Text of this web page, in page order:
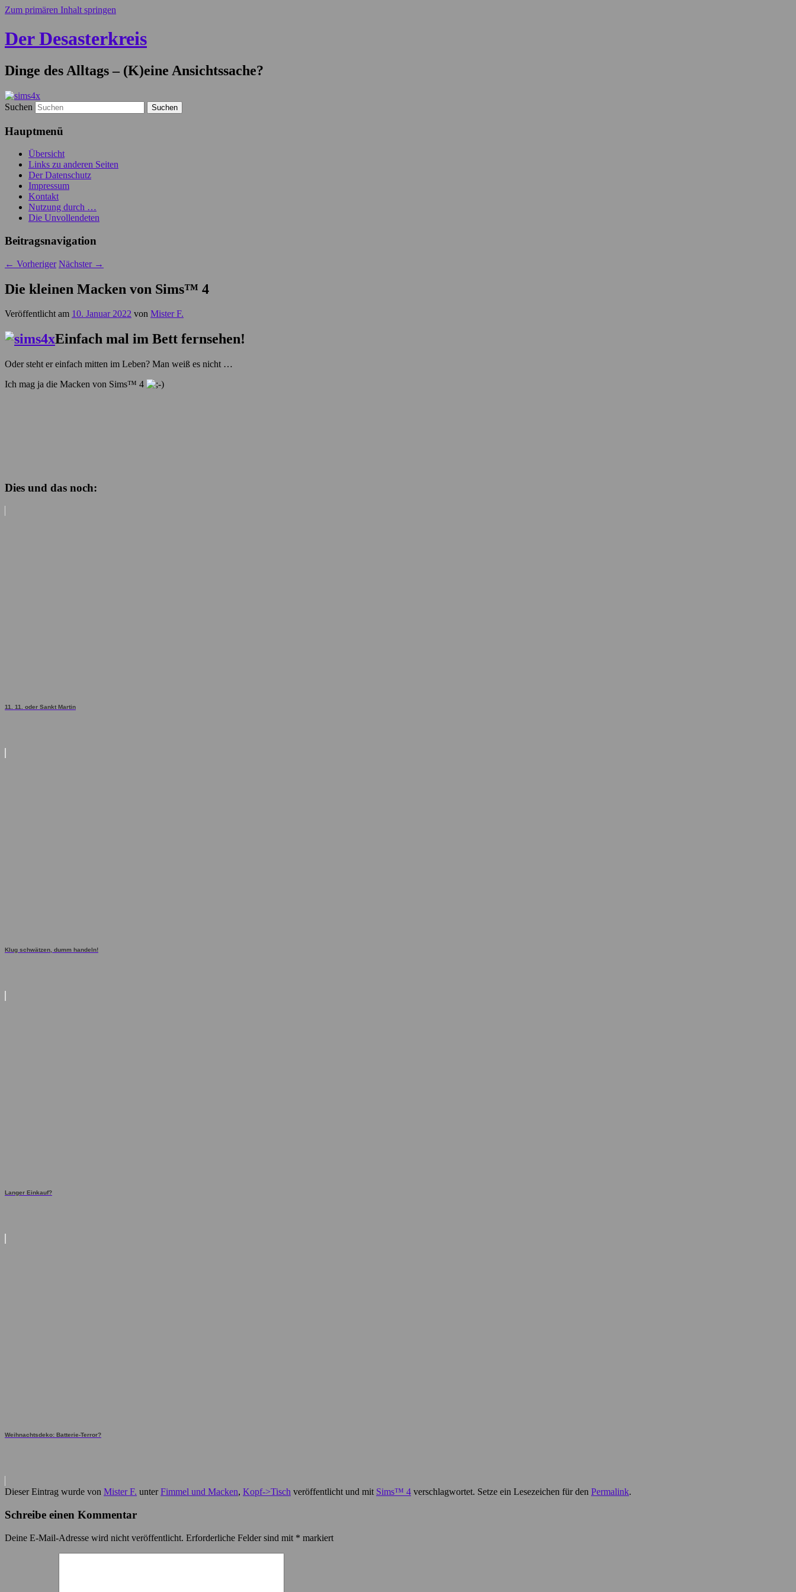
Zum primären Inhalt springen
Der Desasterkreis
Dinge des Alltags – (K)eine Ansichtssache?
Suchen
Hauptmenü
Übersicht
Links zu anderen Seiten
Der Datenschutz
Impressum
Kontakt
Nutzung durch …
Die Unvollendeten
Beitragsnavigation
← Vorheriger Nächster →
Die kleinen Macken von Sims™ 4
Veröffentlicht am 10. Januar 2022 von Mister F.
Einfach mal im Bett fernsehen!
Oder steht er einfach mitten im Leben? Man weiß es nicht …
Ich mag ja die Macken von Sims™ 4
Dies und das noch:
11. 11. oder Sankt Martin
Klug schwätzen, dumm handeln!
Langer Einkauf?
Weihnachtsdeko: Batterie-Terror?
Dieser Eintrag wurde von Mister F. unterFimmel und Macken, Kopf->Tisch veröffentlicht und mit Sims™ 4 verschlagwortet. Setze ein Lesezeichen für den Permalink.
Schreibe einen Kommentar
Deine E-Mail-Adresse wird nicht veröffentlicht. Erforderliche Felder sind mit * markiert